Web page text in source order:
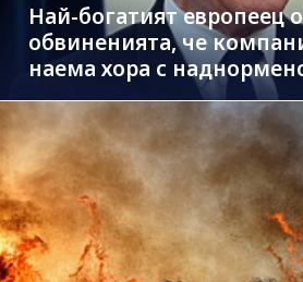
Най-богатият европеец
обвиненията, че
наема хора с